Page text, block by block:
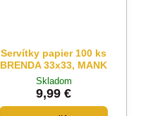
Servítky papier 100 ks
BRENDA 33x33, MANK
Skladom
9,99 €